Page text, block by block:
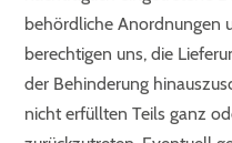
behördliche Anordnungen
berechtigen uns, die
der Behinderung
nicht erfüllten Teils ganz